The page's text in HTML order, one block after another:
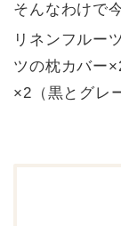
そんなわけで
リネンフルー
ツの枕カバー
×2（黒とグレ